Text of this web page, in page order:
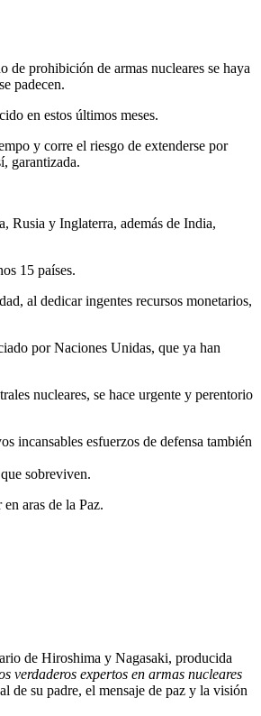
prohibición de armas nucleares se haya
padecen.
en estos últimos meses.
y corre el riesgo de extenderse por
garantizada.
Rusia y Inglaterra, además de India,
15 países.
al dedicar ingentes recursos monetarios,
por Naciones Unidas, que ya han
nucleares, se hace urgente y perentorio
incansables esfuerzos de defensa también
sobreviven.
aras de la Paz.
de Hiroshima y Nagasaki, producida
verdaderos expertos en armas nucleares
de su padre, el mensaje de paz y la visión